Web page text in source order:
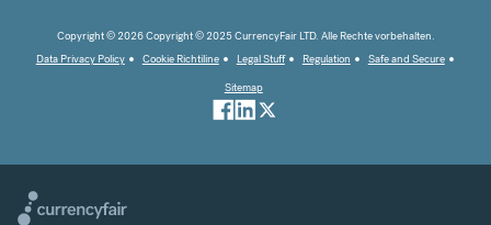
Copyright © 2026 Copyright © 2025 CurrencyFair LTD. Alle Rechte vorbehalten.
Data Privacy Policy
Cookie Richtiline Legal Stuff Regulation
Safe and Secure
Sitemap